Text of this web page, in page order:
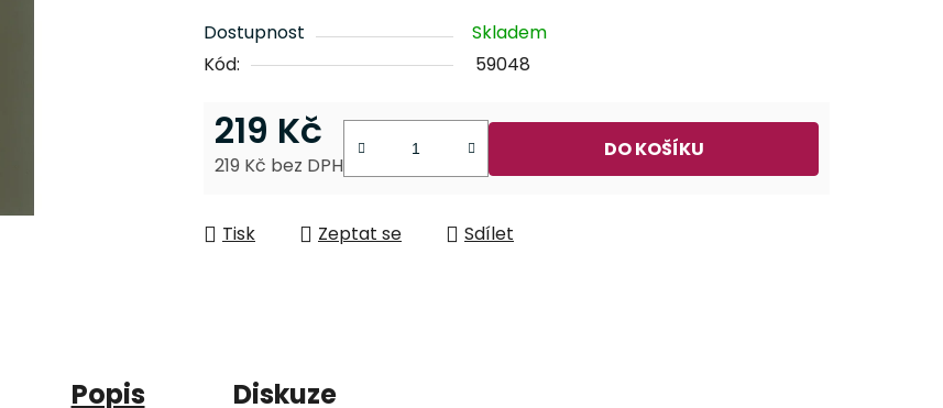
z
5
Dostupnost
Skladem
Kód:
59048
219 Kč
219 Kč bez DPH
DO KOŠÍKU
Tisk Zeptat se Sdílet
Popis Diskuze